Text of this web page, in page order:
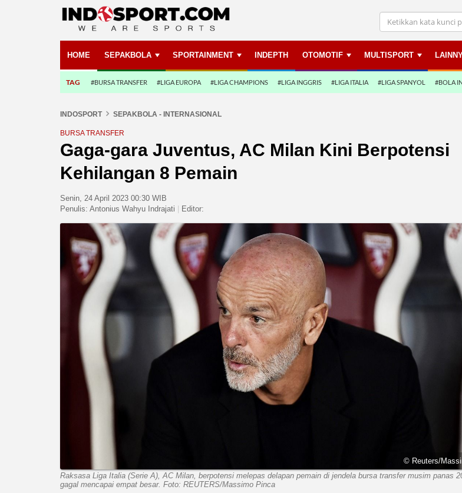
HOME SEPAKBOLA SPORTAINMENT INDEPTH OTOMOTIF MULTISPORT
TAG #BURSA TRANSFER #LIGA EUROPA #LIGA CHAMPIONS #LIGA INGGRIS #LIGA ITALIA #LIGA SPANYOL #BOLA
INDOSPORT SEPAKBOLA - INTERNASIONAL
BURSA TRANSFER
Gaga-gara Juventus, AC Milan Kini Berpotensi
Kehilangan 8 Pemain
Senin, 24 April 2023 00:30 WIB
Penulis: Antonius Wahyu Indrajati Editor:
© Reuters/
Raksasa Liga Italia (Serie A), AC Milan, berpotensi melepas delapan pemain di jendela bursa transfer musim panas
gagal mencapai empat besar. Foto: REUTERS/Massimo Pinca